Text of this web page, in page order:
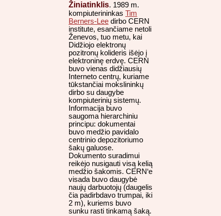
Žiniatinklis. 1989 m.
kompiuterininkas Tim
Berners-Lee dirbo CERN
institute, esančiame netoli
Ženevos, tuo metu, kai
Didžiojo elektronų
pozitronų kolideris išėjo į
elektroninę erdvę. CERN
buvo vienas didžiausių
Interneto centrų, kuriame
tūkstančiai mokslininkų
dirbo su daugybe
kompiuterinių sistemų.
Informacija buvo
saugoma hierarchiniu
principu: dokumentai
buvo medžio pavidalo
centrinio depozitoriumo
šakų galuose.
Dokumento suradimui
reikėjo nusigauti visą kelią
medžio šakomis. CERN‘e
visada buvo daugybė
naujų darbuotojų (daugelis
čia padirbdavo trumpai, iki
2 m), kuriems buvo
sunku rasti tinkamą šaką.